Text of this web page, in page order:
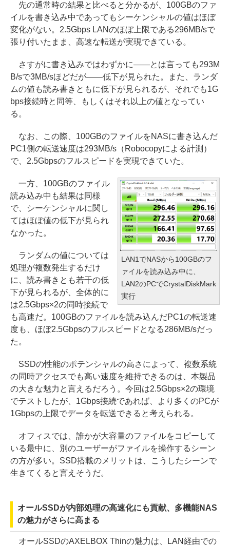
先の通常時の結果と比べると分かるが、100GBのファ
イルを書き込み中であってもシーケンシャルの値はほぼ
変化がない。2.5Gbps LANのほぼ上限である296MB/sで
張り付いたまま、高速な転送が実現できている。
さすがに書き込みではわずかに――とは言っても293M
B/sで3MB/sほどだが――低下が見られた。また、ランダ
ムの値も読み書きともに低下が見られるが、それでも1G
bps接続時と同等、もしくはそれ以上の値となってい
る。
なお、この際、100GBのファイルをNASに書き込んだ
PC1側の転送速度は293MB/s（Robocopyによる計測）
で、2.5Gbpsのフルスピードを実現できていた。
LAN1でNASから100GBのフ
ァイルを読み込み中に、
LAN2のPCでCrystalDiskMark
実行
一方、100GBのファイル
読み込み中も結果は同様
で、シーケンシャルに関し
てはほぼ値の低下が見られ
なかった。
ランダムの値については
処理が複数発生するだけ
に、読み書きとも若干の低
下が見られるが、全体的に
は2.5Gbps×2の同時接続で
も高速だ。100GBのファイルを読み込んだPC1の転送速
度も、ほぼ2.5Gbpsのフルスピードとなる286MB/sだっ
た。
SSDの性能のポテンシャルの高さによって、複数系統
の同時アクセスでも高い速度を維持できるのは、本製品
の大きな魅力と言えるだろう。今回は2.5Gbps×2の環境
でテストしたが、1Gbps接続であれば、より多くのPCが
1Gbpsの上限でデータを転送できると考えられる。
オフィスでは、誰かが大容量のファイルをコピーして
いる最中に、別のユーザーがファイルを操作するシーン
の方が多い。SSD搭載のメリットは、こうしたシーンで
生きてくると言えそうだ。
オールSSDが内部処理の高速化にも貢献、多機能NAS
の魅力がさらに高まる
オールSSDのAXELBOX Thinの魅力は、LAN経由での